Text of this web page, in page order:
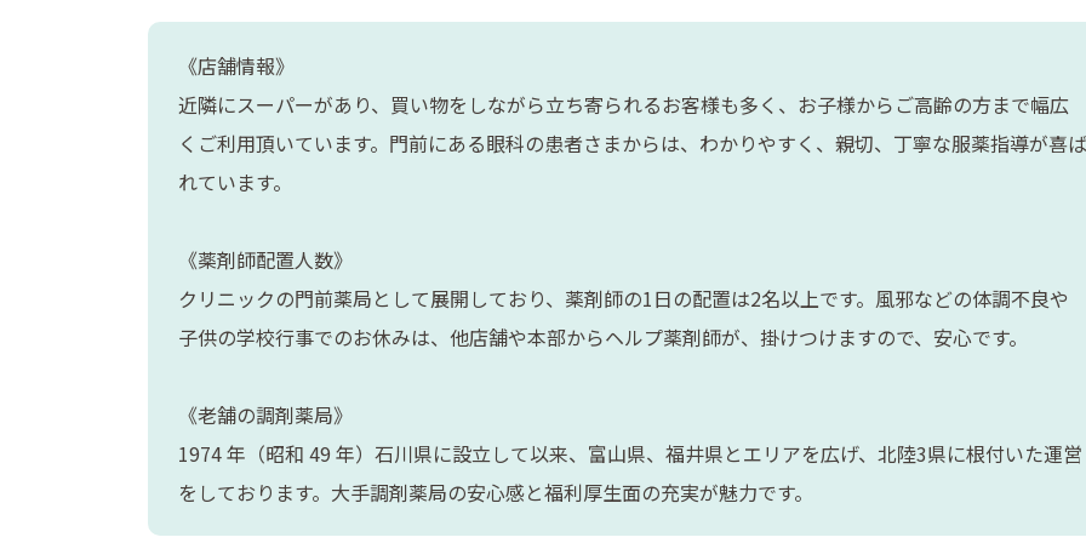
《店舗情報》
近隣にスーパーがあり、買い物をしながら立ち寄られるお客様も多く、お子様からご高齢の方まで幅広
くご利用頂いています。門前にある眼科の患者さまからは、わかりやすく、親切、丁寧な服薬指導が喜ば
れています。
《薬剤師配置人数》
クリニックの門前薬局として展開しており、薬剤師の1日の配置は2名以上です。風邪などの体調不良や
子供の学校行事でのお休みは、他店舗や本部からヘルプ薬剤師が、掛けつけますので、安心です。
《老舗の調剤薬局》
1974 年（昭和 49 年）石川県に設立して以来、富山県、福井県とエリアを広げ、北陸3県に根付いた運営
をしております。大手調剤薬局の安心感と福利厚生面の充実が魅力です。